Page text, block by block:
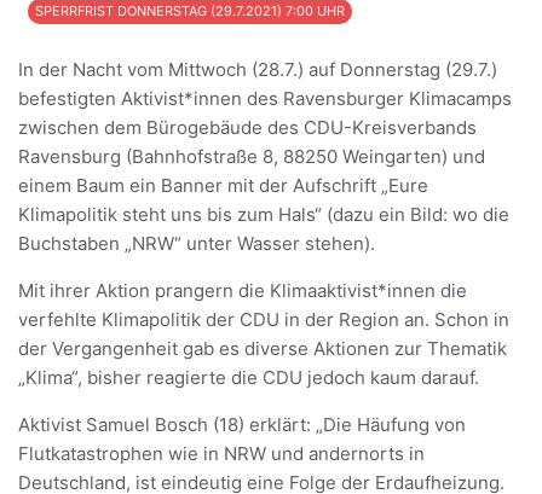
SPERRFRIST DONNERSTAG (29.7.2021) 7:00 UHR
In der Nacht vom Mittwoch (28.7.) auf Donnerstag (29.7.)
befestigten Aktivist*innen des Ravensburger Klimacamps
zwischen dem Bürogebäude des CDU-Kreisverbands
Ravensburg (Bahnhofstraße 8, 88250 Weingarten) und
einem Baum ein Banner mit der Aufschrift „Eure
Klimapolitik steht uns bis zum Hals“ (dazu ein Bild: wo die
Buchstaben „NRW“ unter Wasser stehen).
Mit ihrer Aktion prangern die Klimaaktivist*innen die
verfehlte Klimapolitik der CDU in der Region an. Schon in
der Vergangenheit gab es diverse Aktionen zur Thematik
„Klima“, bisher reagierte die CDU jedoch kaum darauf.
Aktivist Samuel Bosch (18) erklärt: „Die Häufung von
Flutkatastrophen wie in NRW und andernorts in
Deutschland, ist eindeutig eine Folge der Erdaufheizung.